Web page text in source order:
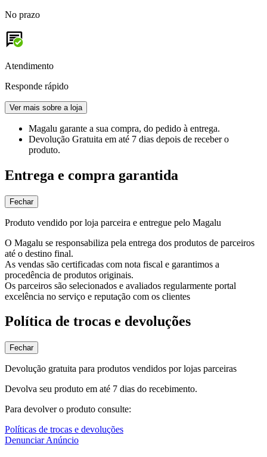
No prazo
Atendimento
Responde rápido
Ver mais sobre a loja
Magalu garante a sua compra, do pedido à entrega.
Devolução Gratuita em até 7 dias depois de receber o
produto.
Entrega e compra garantida
Fechar
Produto vendido por loja parceira e entregue pelo Magalu
O Magalu se responsabiliza pela entrega dos produtos de parceiros
até o destino final.
As vendas são certificadas com nota fiscal e garantimos a
procedência de produtos originais.
Os parceiros são selecionados e avaliados regularmente portal
excelência no serviço e reputação com os clientes
Política de trocas e devoluções
Fechar
Devolução gratuita para produtos vendidos por lojas parceiras
Devolva seu produto em até 7 dias do recebimento.
Para devolver o produto consulte:
Políticas de trocas e devoluções
Denunciar Anúncio